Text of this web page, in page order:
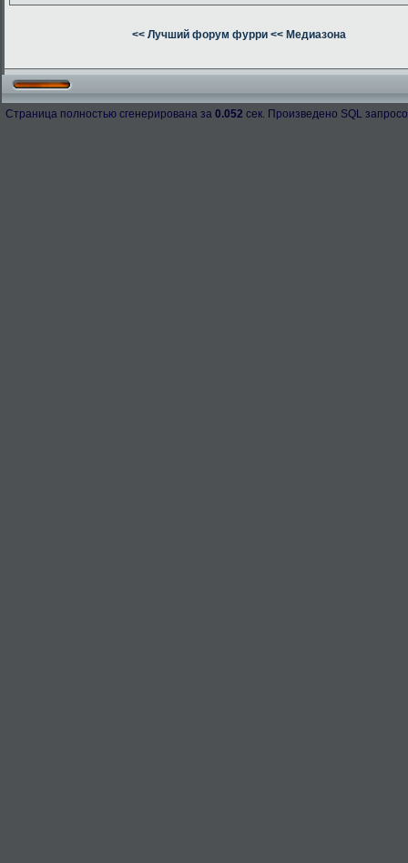
<< Лучший форум фурри << Медиазона
Страница полностью сгенерирована за 0.052 сек. Произведено SQL